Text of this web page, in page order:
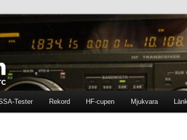
Tester Rekord HF-cupen Mjukvara